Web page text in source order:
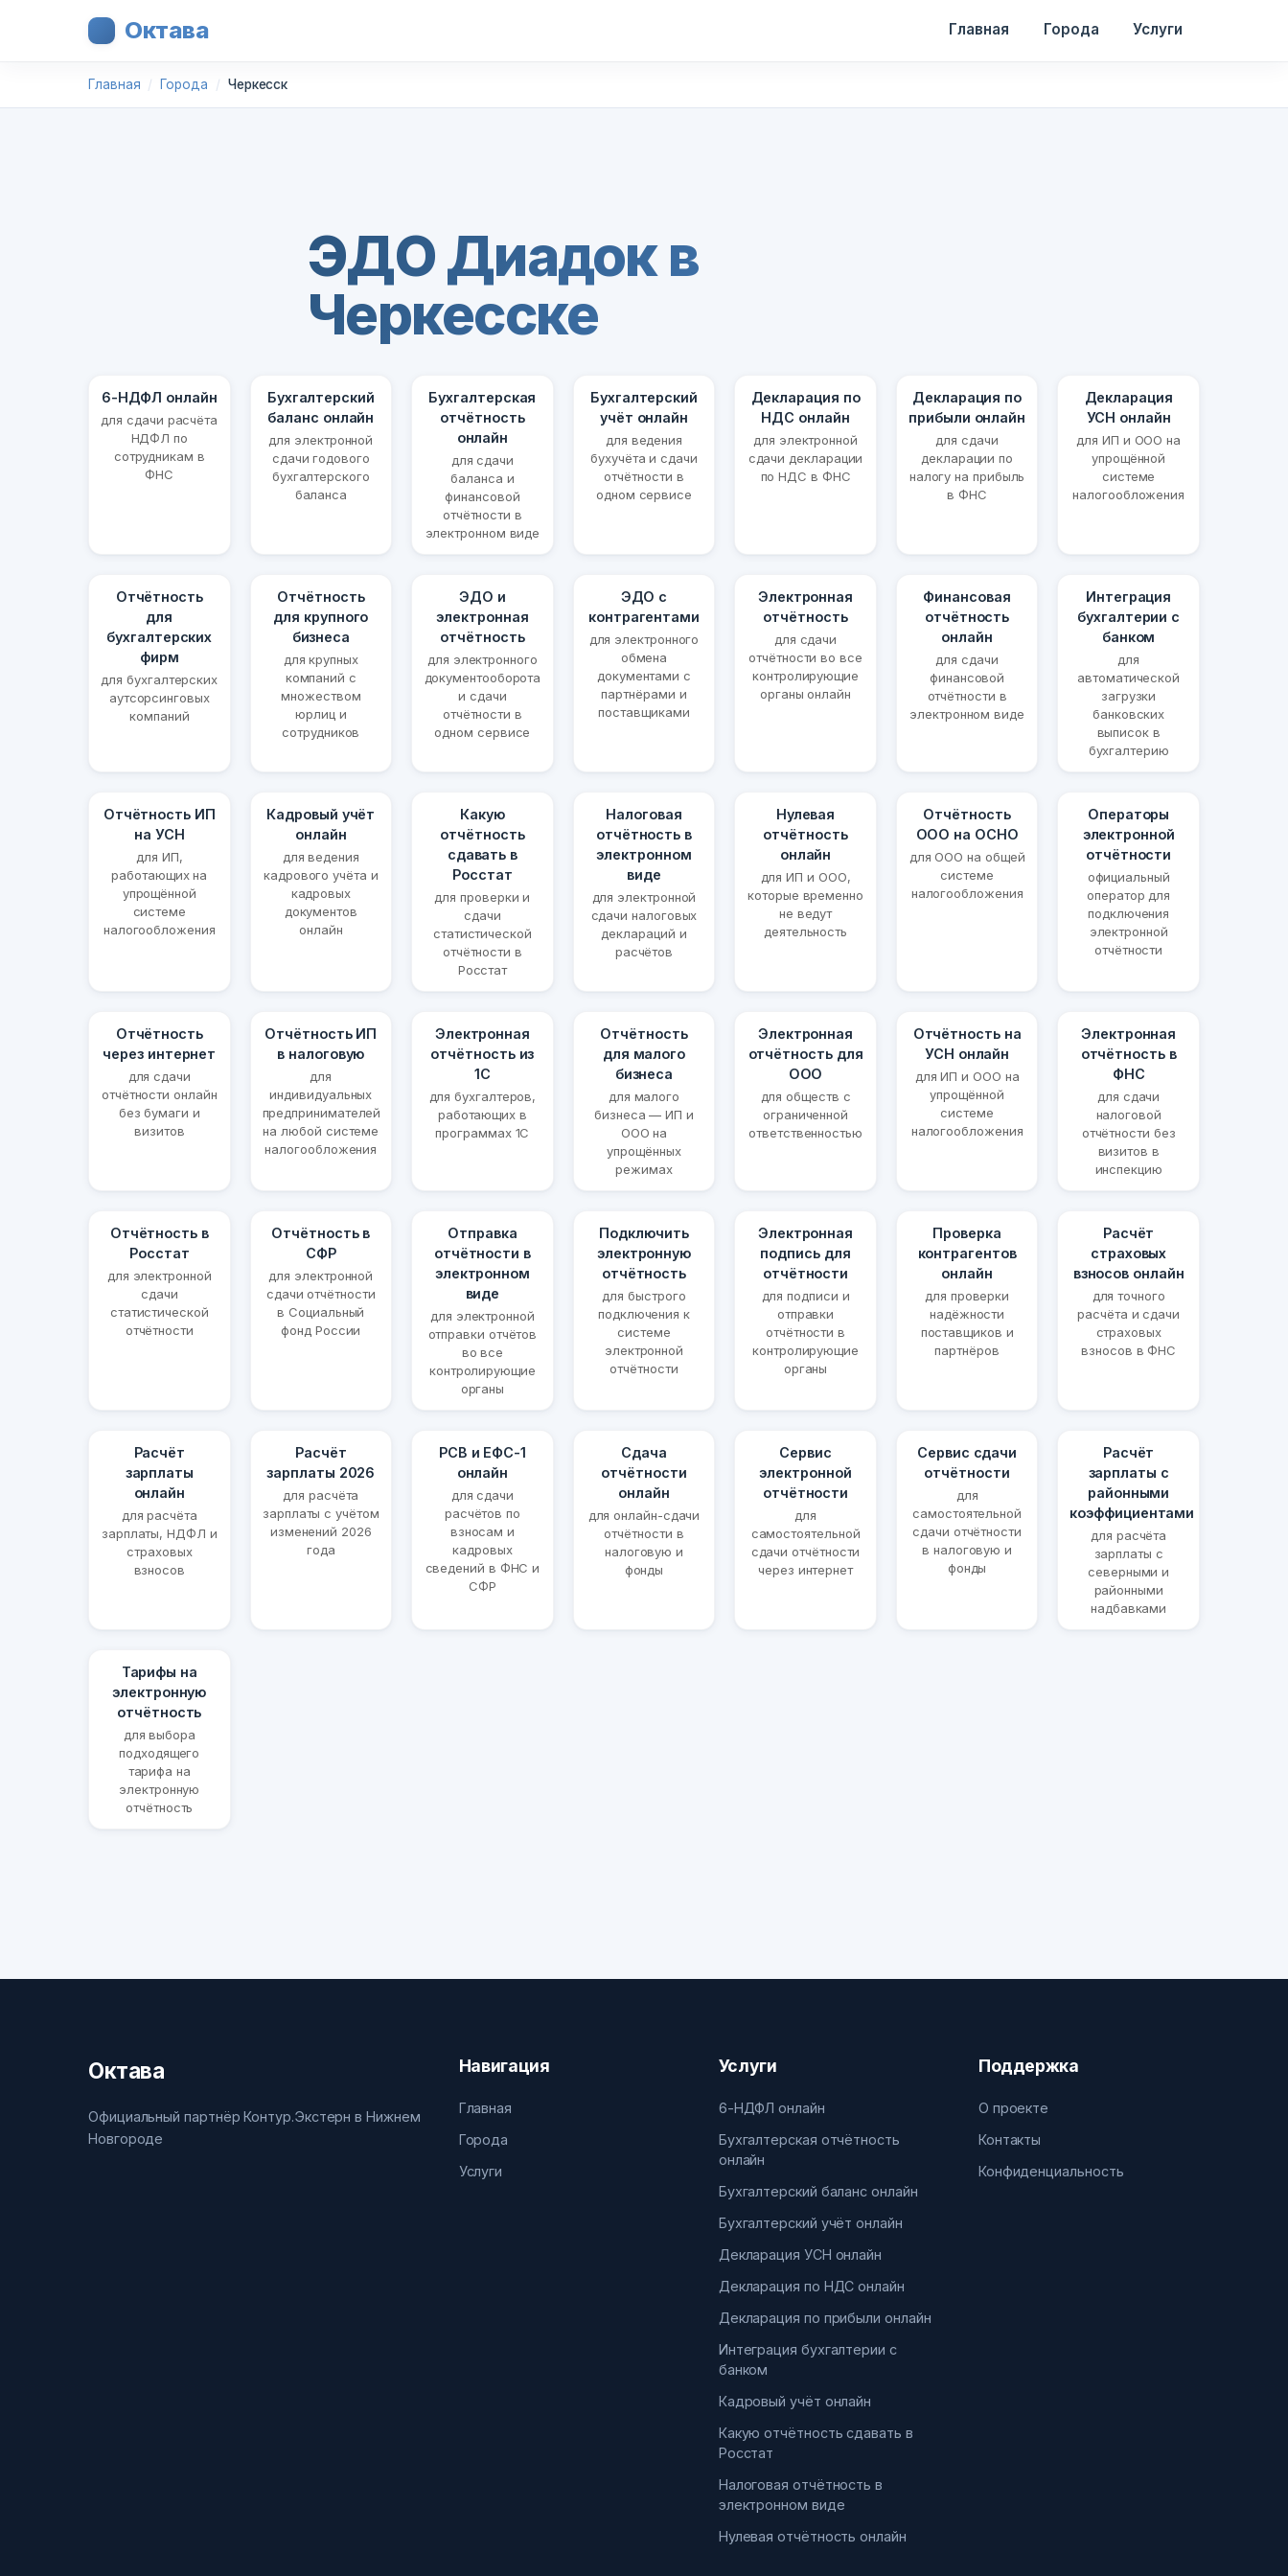
Октава Главная Города Услуги
Главная Города Черкесск
ЭДО Диадок в
Черкесске
6-НДФЛ онлайн
для сдачи расчёта
НДФЛ по
сотрудникам в
ФНС
Бухгалтерский
баланс онлайн
для электронной
сдачи годового
бухгалтерского
баланса
Бухгалтерская
отчётность
онлайн
для сдачи
баланса и
финансовой
отчётности в
электронном виде
Бухгалтерский
учёт онлайн
для ведения
бухучёта и сдачи
отчётности в
одном сервисе
Декларация по
НДС онлайн
для электронной
сдачи декларации
по НДС в ФНС
Декларация по
прибыли онлайн
для сдачи
декларации по
налогу на прибыль
в ФНС
Декларация
УСН онлайн
для ИП и ООО на
упрощённой
системе
налогообложения
Отчётность
для
бухгалтерских
фирм
для бухгалтерских
аутсорсинговых
компаний
Отчётность
для крупного
бизнеса
для крупных
компаний с
множеством
юрлиц и
сотрудников
ЭДО и
электронная
отчётность
для электронного
документооборота
и сдачи
отчётности в
одном сервисе
ЭДО с
контрагентами
для электронного
обмена
документами с
партнёрами и
поставщиками
Электронная
отчётность
для сдачи
отчётности во все
контролирующие
органы онлайн
Финансовая
отчётность
онлайн
для сдачи
финансовой
отчётности в
электронном виде
Интеграция
бухгалтерии с
банком
для
автоматической
загрузки
банковских
выписок в
бухгалтерию
Отчётность ИП
на УСН
для ИП,
работающих на
упрощённой
системе
налогообложения
Кадровый учёт
онлайн
для ведения
кадрового учёта и
кадровых
документов
онлайн
Какую
отчётность
сдавать в
Росстат
для проверки и
сдачи
статистической
отчётности в
Росстат
Налоговая
отчётность в
электронном
виде
для электронной
сдачи налоговых
деклараций и
расчётов
Нулевая
отчётность
онлайн
для ИП и ООО,
которые временно
не ведут
деятельность
Отчётность
ООО на ОСНО
для ООО на общей
системе
налогообложения
Операторы
электронной
отчётности
официальный
оператор для
подключения
электронной
отчётности
Отчётность
через интернет
для сдачи
отчётности онлайн
без бумаги и
визитов
Отчётность ИП
в налоговую
для
индивидуальных
предпринимателей
на любой системе
налогообложения
Электронная
отчётность из
1С
для бухгалтеров,
работающих в
программах 1С
Отчётность
для малого
бизнеса
для малого
бизнеса — ИП и
ООО на
упрощённых
режимах
Электронная
отчётность для
ООО
для обществ с
ограниченной
ответственностью
Отчётность на
УСН онлайн
для ИП и ООО на
упрощённой
системе
налогообложения
Электронная
отчётность в
ФНС
для сдачи
налоговой
отчётности без
визитов в
инспекцию
Отчётность в
Росстат
для электронной
сдачи
статистической
отчётности
Отчётность в
СФР
для электронной
сдачи отчётности
в Социальный
фонд России
Отправка
отчётности в
электронном
виде
для электронной
отправки отчётов
во все
контролирующие
органы
Подключить
электронную
отчётность
для быстрого
подключения к
системе
электронной
отчётности
Электронная
подпись для
отчётности
для подписи и
отправки
отчётности в
контролирующие
органы
Проверка
контрагентов
онлайн
для проверки
надёжности
поставщиков и
партнёров
Расчёт
страховых
взносов онлайн
для точного
расчёта и сдачи
страховых
взносов в ФНС
Расчёт
зарплаты
онлайн
для расчёта
зарплаты, НДФЛ и
страховых
взносов
Расчёт
зарплаты 2026
для расчёта
зарплаты с учётом
изменений 2026
года
РСВ и ЕФС-1
онлайн
для сдачи
расчётов по
взносам и
кадровых
сведений в ФНС и
СФР
Сдача
отчётности
онлайн
для онлайн-сдачи
отчётности в
налоговую и
фонды
Сервис
электронной
отчётности
для
самостоятельной
сдачи отчётности
через интернет
Сервис сдачи
отчётности
для
самостоятельной
сдачи отчётности
в налоговую и
фонды
Расчёт
зарплаты с
районными
коэффициентами
для расчёта
зарплаты с
северными и
районными
надбавками
Тарифы на
электронную
отчётность
для выбора
подходящего
тарифа на
электронную
отчётность
Октава
Официальный партнёр Контур.Экстерн в Нижнем
Новгороде
Навигация
Главная
Города
Услуги
Услуги
6-НДФЛ онлайн
Бухгалтерская отчётность
онлайн
Бухгалтерский баланс онлайн
Бухгалтерский учёт онлайн
Декларация УСН онлайн
Декларация по НДС онлайн
Декларация по прибыли онлайн
Интеграция бухгалтерии с
банком
Кадровый учёт онлайн
Какую отчётность сдавать в
Росстат
Налоговая отчётность в
электронном виде
Нулевая отчётность онлайн
Поддержка
О проекте
Контакты
Конфиденциальность